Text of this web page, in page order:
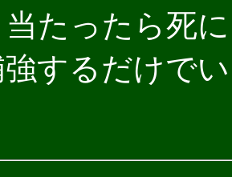
たったら死
するだけで